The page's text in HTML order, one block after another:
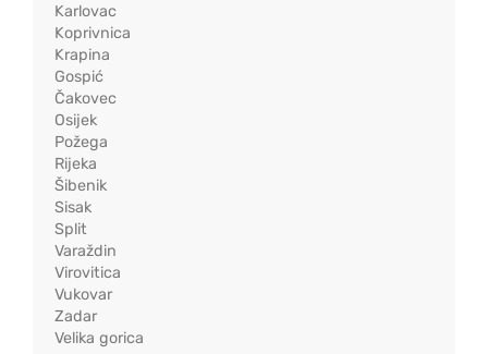
Karlovac
Koprivnica
Krapina
Gospić
Čakovec
Osijek
Požega
Rijeka
Šibenik
Sisak
Split
Varaždin
Virovitica
Vukovar
Zadar
Velika gorica